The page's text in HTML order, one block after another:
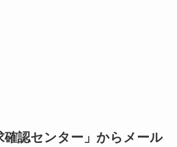
確認センター」からメール